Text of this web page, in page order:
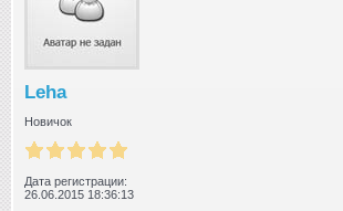
Leha
Новичок
Дата регистрации:
26.06.2015 18:36:13